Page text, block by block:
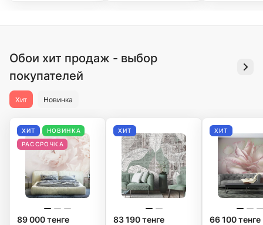
Обои хит продаж - выбор
покупателей
Хит Новинка
ХИТ
НОВИНКА
РАССРОЧКА
89 000 тенге
ХИТ
83 190 тенге
ХИТ
66 100 тенге